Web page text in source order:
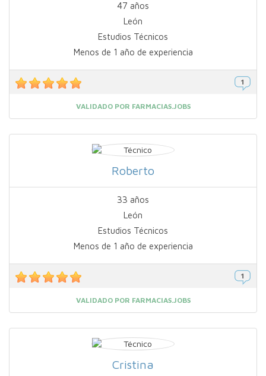
47 años
León
Estudios Técnicos
Menos de 1 año de experiencia
VALIDADO POR FARMACIAS.JOBS
Roberto
33 años
León
Estudios Técnicos
Menos de 1 año de experiencia
VALIDADO POR FARMACIAS.JOBS
Cristina